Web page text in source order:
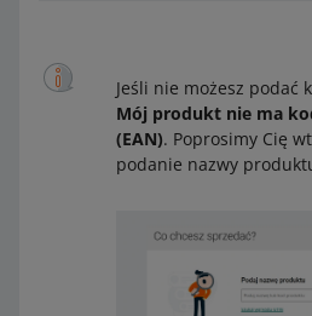
Jeśli nie możesz podać
Mój produkt nie ma
(EAN). Poprosimy Cię
podanie nazwy